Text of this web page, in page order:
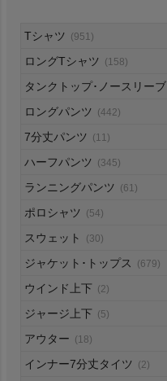
On
NIKE
CHUMS
HOKA
もっと見る
レディースカジュアルウェア
Tシャツ (951)
ロングTシャツ (158)
タンクトップ･ノースリーブ
ロングパンツ (442)
7分丈パンツ (11)
ハーフパンツ (345)
ランニングパンツ (61)
ポロシャツ (54)
スウェット (30)
ジャケット･トップス (679)
ウインド上下 (2)
ジャージ上下 (5)
アウター (18)
インナー7分丈タイツ (2)